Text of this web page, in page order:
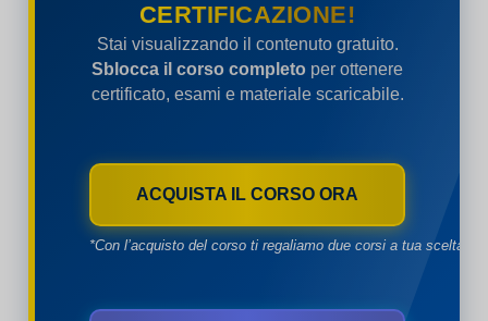
CERTIFICAZIONE!
Stai visualizzando il contenuto gratuito.
Sblocca il corso completo per ottenere
certificato, esami e materiale scaricabile.
ACQUISTA IL CORSO ORA
*Con l’acquisto del corso ti regaliamo due corsi a tua scelta*